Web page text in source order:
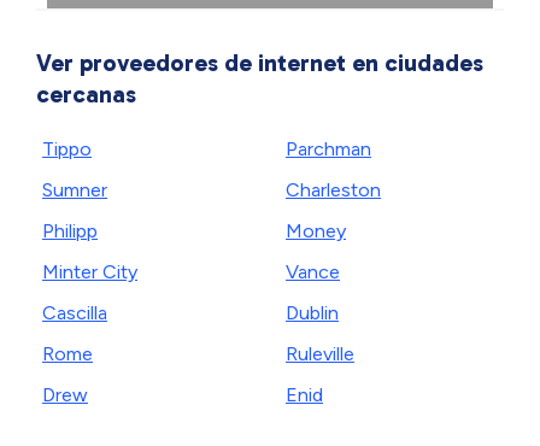
Ver proveedores de internet en ciudades
cercanas
Tippo
Sumner
Philipp
Minter City
Cascilla
Rome
Drew
Parchman
Charleston
Money
Vance
Dublin
Ruleville
Enid